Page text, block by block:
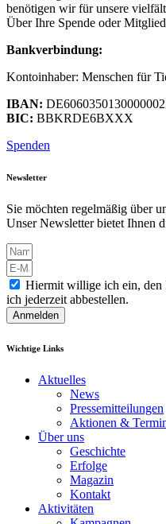
benötigen wir für unsere
Über Ihre Spende oder
Bankverbindung:
Kontoinhaber: Menschen für
IBAN:
BIC: BBKRDE6BXXX
Spenden
Newsletter
Sie möchten regelmäßig über
Unser Newsletter bietet Ihnen
Hiermit willige ich ein, den
ich jederzeit abbestellen.
Anmelden
Wichtige Links
Aktuelles
News
Pressemitteilungen
Aktionen &
Über uns
Geschichte
Erfolge
Magazin
Kontakt
Aktivitäten